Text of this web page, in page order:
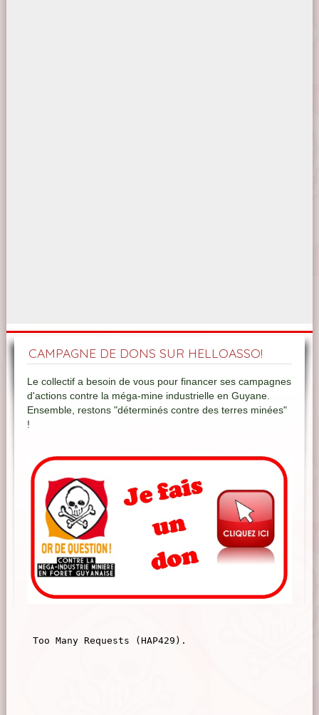
CAMPAGNE DE DONS SUR HELLOASSO!
Le collectif a besoin de vous pour financer ses campagnes
d'actions contre la méga-mine industrielle en Guyane.
Ensemble, restons "déterminés contre des terres minées"
!